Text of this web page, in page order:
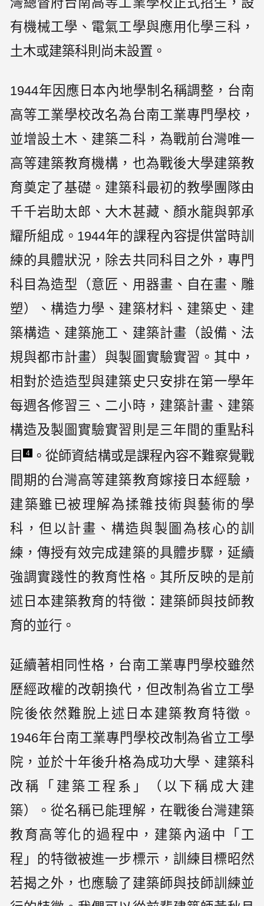
有機械工學、電氣工學與應用化學三科，
土木或建築科則尚未設置。
1944年因應日本內地學制名稱調整，台南
高等工業學校改名為台南工業專門學校，
並增設土木、建築二科，為戰前台灣唯一
高等建築教育機構，也為戰後大學建築教
育奠定了基礎。建築科最初的教學團隊由
千千岩助太郎、大木甚藏、顏水龍與郭承
耀所組成。1944年的課程內容提供當時訓
練的具體狀況，除去共同科目之外，專門
科目為造型（意匠、用器畫、自在畫、雕
塑）、構造力學、建築材料、建築史、建
築構造、建築施工、建築計畫（設備、法
規與都市計畫）與製圖實驗實習。其中，
相對於造造型與建築史只安排在第一學年
每週各修習三、二小時，建築計畫、建築
構造及製圖實驗實習則是三年間的重點科
目 4 。從師資結構或是課程內容不難察覺戰
間期的台灣高等建築教育嫁接日本經驗，
建築雖已被理解為揉雜技術與藝術的學
科，但以計畫、構造與製圖為核心的訓
練，傳授有效完成建築的具體步驟，延續
強調實踐性的教育性格。其所反映的是前
述日本建築教育的特徵：建築師與技師教
育的並行。
延續著相同性格，台南工業專門學校雖然
歷經政權的改朝換代，但改制為省立工學
院後依然難脫上述日本建築教育特徵。
1946年台南工業專門學校改制為省立工學
院，並於十年後升格為成功大學、建築科
改稱「建築工程系」（以下稱成大建
築）。從名稱已能理解，在戰後台灣建築
教育高等化的過程中，建築內涵中「工
程」的特徵被進一步標示，訓練目標昭然
若揭之外，也應驗了建築師與技師訓練並